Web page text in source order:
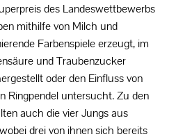
des Landeswettbewerbs
mithilfe von Milch und
Farbenspiele erzeugt, im
und Traubenzucker
oder den Einfluss von
Ringpendel untersucht. Zu den
auch die vier Jungs aus
drei von ihnen sich bereits